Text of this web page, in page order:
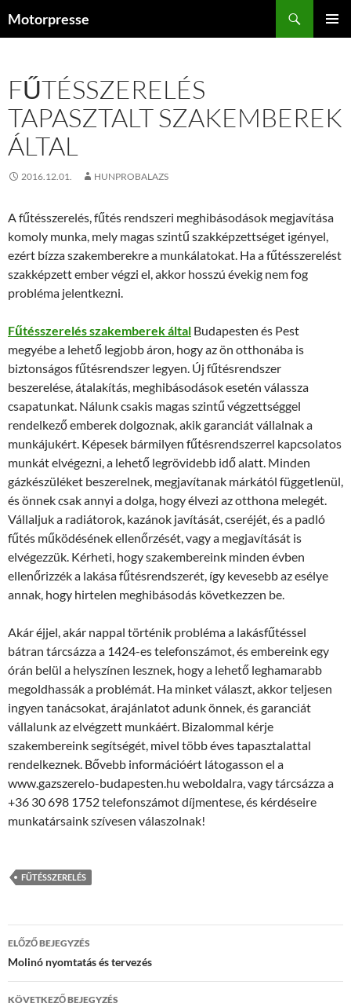
Motorpresse
FŰTÉSSZERELÉS
TAPASZTALT SZAKEMBEREK
ÁLTAL
2016.12.01. HUNPROBALAZS
A fűtésszerelés, fűtés rendszeri meghibásodások megjavítása
komoly munka, mely magas szintű szakképzettséget igényel,
ezért bízza szakemberekre a munkálatokat. Ha a fűtésszerelést
szakképzett ember végzi el, akkor hosszú évekig nem fog
probléma jelentkezni.
Fűtésszerelés szakemberek által Budapesten és Pest
megyébe a lehető legjobb áron, hogy az ön otthonába is
biztonságos fűtésrendszer legyen. Új fűtésrendszer
beszerelése, átalakítás, meghibásodások esetén válassza
csapatunkat. Nálunk csakis magas szintű végzettséggel
rendelkező emberek dolgoznak, akik garanciát vállalnak a
munkájukért. Képesek bármilyen fűtésrendszerrel kapcsolatos
munkát elvégezni, a lehető legrövidebb idő alatt. Minden
gázkészüléket beszerelnek, megjavítanak márkától függetlenül,
és önnek csak annyi a dolga, hogy élvezi az otthona melegét.
Vállaljuk a radiátorok, kazánok javítását, cseréjét, és a padló
fűtés működésének ellenőrzését, vagy a megjavítását is
elvégezzük. Kérheti, hogy szakembereink minden évben
ellenőrizzék a lakása fűtésrendszerét, így kevesebb az esélye
annak, hogy hirtelen meghibásodás következzen be.
Akár éjjel, akár nappal történik probléma a lakásfűtéssel
bátran tárcsázza a 1424-es telefonszámot, és embereink egy
órán belül a helyszínen lesznek, hogy a lehető leghamarabb
megoldhassák a problémát. Ha minket választ, akkor teljesen
ingyen tanácsokat, árajánlatot adunk önnek, és garanciát
vállalunk az elvégzett munkáért. Bizalommal kérje
szakembereink segítségét, mivel több éves tapasztalattal
rendelkeznek. Bővebb információért látogasson el a
www.gazszerelo-budapesten.hu weboldalra, vagy tárcsázza a
+36 30 698 1752 telefonszámot díjmentese, és kérdéseire
munkatársaink szívesen válaszolnak!
FŰTÉSSZERELÉS
Bejegyzés
navigáció
ELŐZŐ BEJEGYZÉS
Molinó nyomtatás és tervezés
KÖVETKEZŐ BEJEGYZÉS